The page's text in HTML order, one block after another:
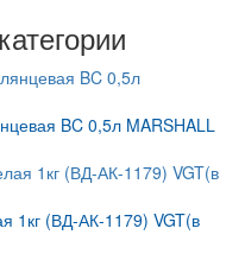
BC 0,5л MARSHALL
1кг (ВД-АК-1179) VGT(в